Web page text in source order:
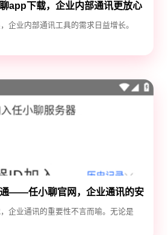
app下载，企业内部通讯更放心
企业内部通讯工具的需求日益增长。
——任小聊官网，企业通讯的安
企业通讯的重要性不言而喻。无论是